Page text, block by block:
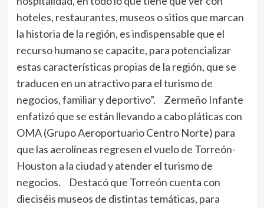
hoteles, restaurantes, museos o sitios que marcan
la historia de la región, es indispensable que el
recurso humano se capacite, para potencializar
estas características propias de la región, que se
traducen en un atractivo para el turismo de
negocios, familiar y deportivo”. Zermeño Infante
enfatizó que se están llevando a cabo pláticas con
OMA (Grupo Aeroportuario Centro Norte) para
que las aerolíneas regresen el vuelo de Torreón-
Houston a la ciudad y atender el turismo de
negocios. Destacó que Torreón cuenta con
dieciséis museos de distintas temáticas, para